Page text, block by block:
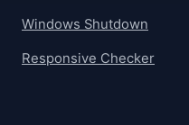
Windows Shutdown
Responsive Checker